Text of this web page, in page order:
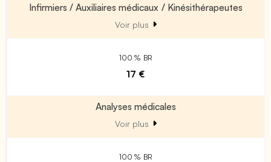
Infirmiers / Auxiliaires médicaux / Kinésithérapeutes
Voir plus
100 % BR
17 €
Analyses médicales
Voir plus
100 % BR